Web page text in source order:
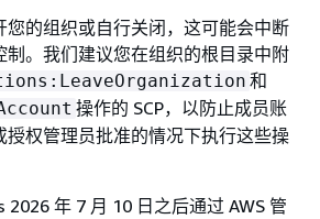
您的组织或自行关闭，这可能会中断
制。我们建议您在组织的根目录中附
和
操作的 SCP，以防止成员账
授权管理员批准的情况下执行这些操
年 7 月 10 日之后通过 AWS 管